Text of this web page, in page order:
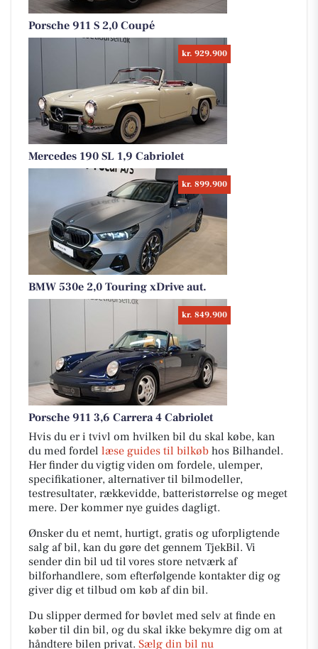
Porsche 911 S 2,0 Coupé
kr. 929.900
Mercedes 190 SL 1,9 Cabriolet
kr. 899.900
BMW 530e 2,0 Touring xDrive aut.
kr. 849.900
Porsche 911 3,6 Carrera 4 Cabriolet
Hvis du er i tvivl om hvilken bil du skal købe, kan
du med fordel læse guides til bilkøb hos Bilhandel.
Her finder du vigtig viden om fordele, ulemper,
specifikationer, alternativer til bilmodeller,
testresultater, rækkevidde, batteristørrelse og meget
mere. Der kommer nye guides dagligt.
Ønsker du et nemt, hurtigt, gratis og uforpligtende
salg af bil, kan du gøre det gennem TjekBil. Vi
sender din bil ud til vores store netværk af
bilforhandlere, som efterfølgende kontakter dig og
giver dig et tilbud om køb af din bil.
Du slipper dermed for bøvlet med selv at finde en
køber til din bil, og du skal ikke bekymre dig om at
håndtere bilen privat. Sælg din bil nu